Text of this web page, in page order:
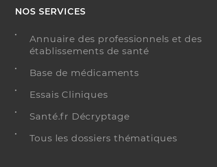
NOS SERVICES
Annuaire des professionnels et des
établissements de santé
Base de médicaments
Essais Cliniques
Santé.fr Décryptage
Tous les dossiers thématiques